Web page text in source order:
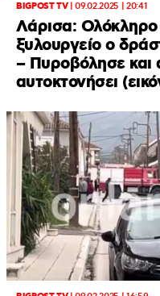
BIGPOST TV|09.02.2025 | 20:41
Λάρισα: Ολόκληρο
ξυλουργείο ο
– Πυροβόλησε και
αυτοκτονήσει